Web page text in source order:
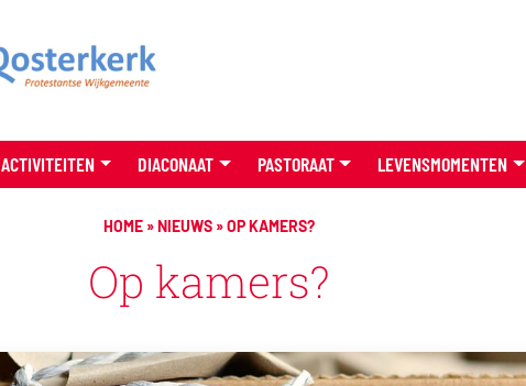
ACTIVITEITEN DIACONAAT PASTORAAT LEVENSMOMENTEN
HOME »NIEUWS »OP KAMERS?
Op kamers?